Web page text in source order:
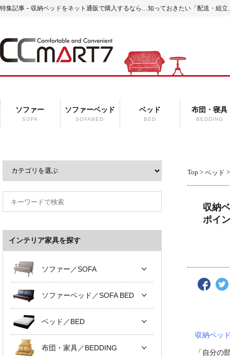
特集記事－収納ベッドをネット通販で購入するなら…知っておきたい「配送・組
ソファー
SOFA
ソファーベッド
SOFABED
ベッド
BED
布団・寝具
BEDDING
Top > ベッド
収納
ポイ
収納ベッ
「自分の
インテリア家具を探す
ソファー／SOFA
ソファーベッド／SOFA BED
ベッド／BED
布団・家具／BEDDING